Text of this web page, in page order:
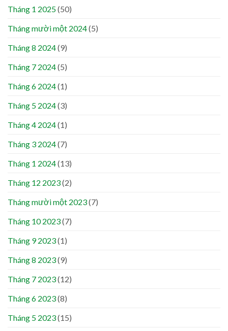
Tháng 1 2025(50)
Tháng mười một 2024(5)
Tháng 8 2024(9)
Tháng 7 2024(5)
Tháng 6 2024(1)
Tháng 5 2024(3)
Tháng 4 2024(1)
Tháng 3 2024(7)
Tháng 1 2024(13)
Tháng 12 2023(2)
Tháng mười một 2023(7)
Tháng 10 2023(7)
Tháng 9 2023(1)
Tháng 8 2023(9)
Tháng 7 2023(12)
Tháng 6 2023(8)
Tháng 5 2023(15)